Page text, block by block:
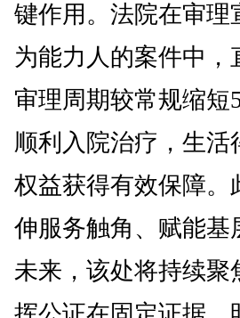
键作用。法院在审
为能力人的案件中
审理周期较常规缩短
顺利入院治疗，生
权益获得有效保障
伸服务触角、赋能
未来，该处将持续